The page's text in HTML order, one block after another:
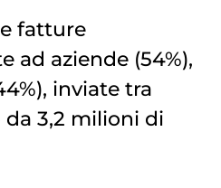
fatture
ad aziende (54%),
inviate tra
da 3,2 milioni di